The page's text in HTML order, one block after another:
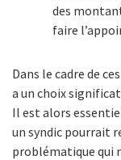
des
faire
Dans le cadre de
a un choix
Il est alors
un syndic pourrait
problématique qui